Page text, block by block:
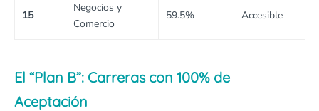
15
Negocios y
Comercio
59.5% Accesible
El “Plan B”: Carreras con 100% de
Aceptación